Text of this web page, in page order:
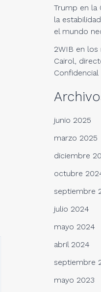
Trump en la
la
el mundo
2WIB en los
Cairol,
Confidencial
junio 2025
marzo 2025
diciembre
octubre
septiembre
julio 2024
mayo 2024
abril 2024
septiembre
mayo 2023